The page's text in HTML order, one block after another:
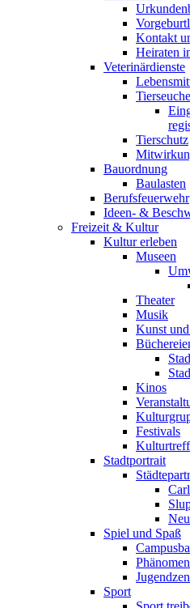
Kontakt
Heiraten
Veterinärdienste
Tierschutz
Bauordnung
Baulasten
Berufsfeuerwehr
Ideen- &
Freizeit & Kultur
Kultur erleben
Museen
Theater
Musik
Kunst
Kinos
Festivals
Stadtportrait
Spiel und Spaß
Sport